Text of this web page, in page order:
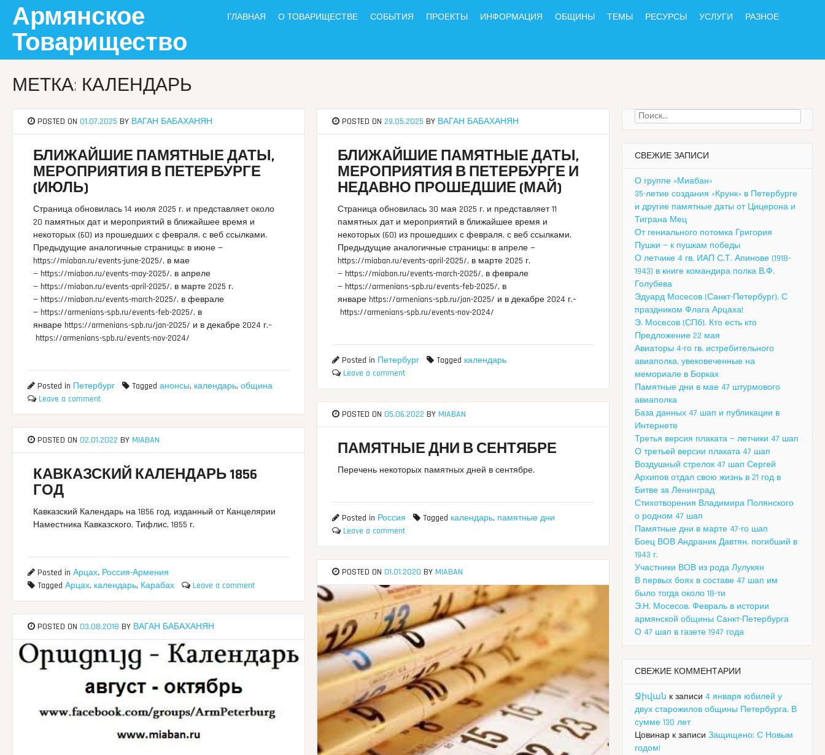
content
Армянское
Товарищество
ГЛАВНАЯ О ТОВАРИЩЕСТВЕ СОБЫТИЯ ПРОЕКТЫ ИНФОРМАЦИЯ ОБЩИНЫ ТЕМЫ РЕСУРСЫ УСЛУГИ РАЗНОЕ
МЕТКА: КАЛЕНДАРЬ
POSTED ON 01.07.2025 BY ВАГАН БАБАХАНЯН
БЛИЖАЙШИЕ ПАМЯТНЫЕ ДАТЫ,
МЕРОПРИЯТИЯ В ПЕТЕРБУРГЕ
(ИЮЛЬ)
Страница обновилась 14 июля 2025 г. и представляет около
20 памятных дат и мероприятий в ближайшее время и
некоторых (60) из прошедших с февраля, с веб ссылками.
Предыдущие аналогичные страницы: в июне —
https://miaban.ru/events-june-2025/, в мае
— https://miaban.ru/events-may-2025/, в апреле
— https://miaban.ru/events-april-2025/, в марте 2025 г.
— https://miaban.ru/events-march-2025/, в феврале
— https://armenians-spb.ru/events-feb-2025/, в
январе https://armenians-spb.ru/jan-2025/ и в декабре 2024 г.–
https://armenians-spb.ru/events-nov-2024/
Posted in Петербург Tagged анонсы, календарь, община
Leave a comment
POSTED ON 29.05.2025 BY ВАГАН БАБАХАНЯН
БЛИЖАЙШИЕ ПАМЯТНЫЕ ДАТЫ,
МЕРОПРИЯТИЯ В ПЕТЕРБУРГЕ И
НЕДАВНО ПРОШЕДШИЕ (МАЙ)
Страница обновилась 30 мая 2025 г. и представляет 11
памятных дат и мероприятий в ближайшее время и
некоторых (60) из прошедших с февраля, с веб ссылками.
Предыдущие аналогичные страницы: в апреле —
https://miaban.ru/events-april-2025/, в марте 2025 г.
— https://miaban.ru/events-march-2025/, в феврале
— https://armenians-spb.ru/events-feb-2025/, в
январе https://armenians-spb.ru/jan-2025/ и в декабре 2024 г.–
https://armenians-spb.ru/events-nov-2024/
Posted in Петербург Tagged календарь
Leave a comment
POSTED ON 05.06.2022 BY MIABAN
ПАМЯТНЫЕ ДНИ В СЕНТЯБРЕ
Перечень некоторых памятных дней в сентябре.
Posted in Россия Tagged календарь, памятные дни
Leave a comment
POSTED ON 02.01.2022 BY MIABAN
КАВКАЗСКИЙ КАЛЕНДАРЬ 1856
ГОД
Кавказский Календарь на 1856 год, изданный от Канцелярии
Наместника Кавказского, Тифлис, 1855 г.
Posted in Арцах, Россия-Армения
Tagged Арцах, календарь, Карабах Leave a comment
POSTED ON 01.01.2020 BY MIABAN
POSTED ON 03.08.2018 BY ВАГАН БАБАХАНЯН
Найти:
СВЕЖИЕ ЗАПИСИ
О группе «Миабан»
35-летие создания «Крунк» в Петербурге
и другие памятные даты от Цицерона и
Тиграна Мец
От гениального потомка Григория
Пушки — к пушкам победы
О летчике 4 гв. ИАП С.Т. Апинове (1918-
1943) в книге командира полка В.Ф.
Голубева
Эдуард Мосесов (Санкт-Петербург). С
праздником Флага Арцаха!
Э. Мосесов (СПб). Кто есть кто
Предложение 22 мая
Авиаторы 4-го гв. истребительного
авиаполка, увековеченные на
мемориале в Борках
Памятные дни в мае 47 штурмового
авиаполка
База данных 47 шап и публикации в
Интернете
Третья версия плаката — летчики 47 шап
О третьей версии плаката 47 шап
Воздушный стрелок 47 шап Сергей
Архипов отдал свою жизнь в 21 год в
Битве за Ленинград
Стихотворения Владимира Полянского
о родном 47 шап
Памятные дни в марте 47-го шап
Боец ВОВ Андраник Давтян, погибший в
1943 г.
Участники ВОВ из рода Лулукян
В первых боях в составе 47 шап им
было тогда около 18-ти
Э.Н. Мосесов. Февраль в истории
армянской общины Санкт-Петербурга
О 47 шап в газете 1947 года
СВЕЖИЕ КОММЕНТАРИИ
Ջիվան к записи 4 января юбилей у
двух старожилов общины Петербурга. В
сумме 130 лет
Цовинар к записи Защищено: С Новым
годом!